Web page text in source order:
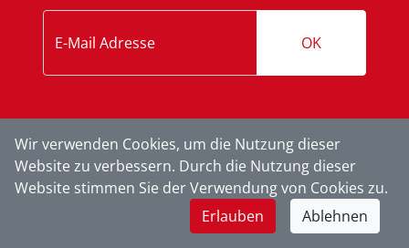
OK
Wir verwenden Cookies, um die Nutzung dieser
Website zu verbessern. Durch die Nutzung dieser
Website stimmen Sie der Verwendung von Cookies zu.
Erlauben
Ablehnen